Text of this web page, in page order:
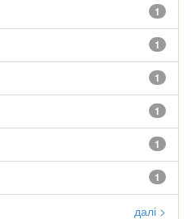
1
1
1
1
1
1
далі >